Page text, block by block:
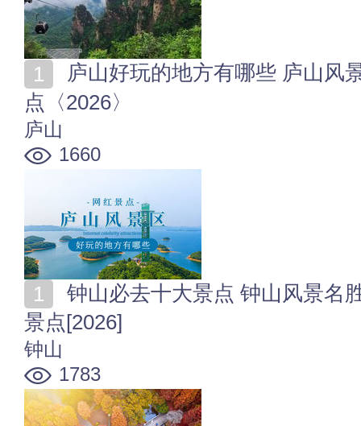
点〈2026〉
庐山
1660
景点[2026]
钟山
1783